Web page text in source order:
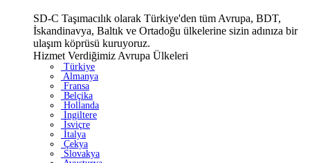
SD-C Taşımacılık olarak Türkiye'den tüm Avrupa, BDT,
İskandinavya, Baltık ve Ortadoğu ülkelerine sizin adınıza bir
ulaşım köprüsü kuruyoruz.
Hizmet Verdiğimiz Avrupa Ülkeleri
Türkiye
Almanya
Fransa
Belçika
Hollanda
İngiltere
İsviçre
İtalya
Çekya
Slovakya